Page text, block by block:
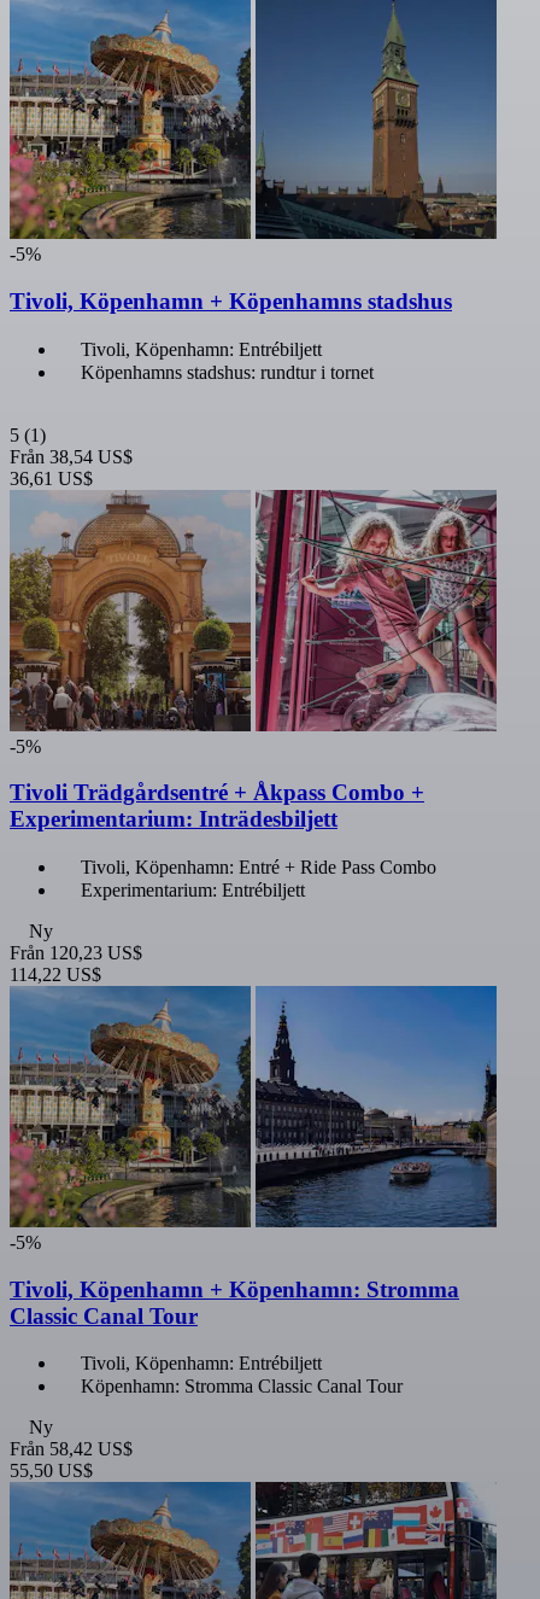
-5%
Tivoli, Köpenhamn + Köpenhamns stadshus
Tivoli, Köpenhamn: Entrébiljett
Köpenhamns stadshus: rundtur i tornet
5 (1)
Från 38,54 US$
36,61 US$
-5%
Tivoli Trädgårdsentré + Åkpass Combo +
Experimentarium: Inträdesbiljett
Tivoli, Köpenhamn: Entré + Ride Pass Combo
Experimentarium: Entrébiljett
Ny
Från 120,23 US$
114,22 US$
-5%
Tivoli, Köpenhamn + Köpenhamn: Stromma
Classic Canal Tour
Tivoli, Köpenhamn: Entrébiljett
Köpenhamn: Stromma Classic Canal Tour
Ny
Från 58,42 US$
55,50 US$